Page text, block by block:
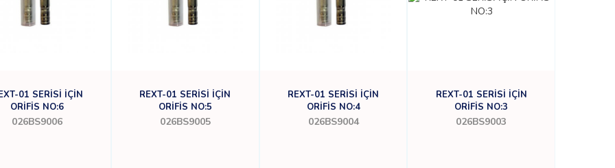
01 SERİSİ İÇİN
ORİFİS NO:6
026BS9006
REXT-01 SERİSİ İÇİN
ORİFİS NO:5
026BS9005
REXT-01 SERİSİ İÇİN
ORİFİS NO:4
026BS9004
REXT-01 SERİSİ İÇİN
ORİFİS NO:3
026BS9003